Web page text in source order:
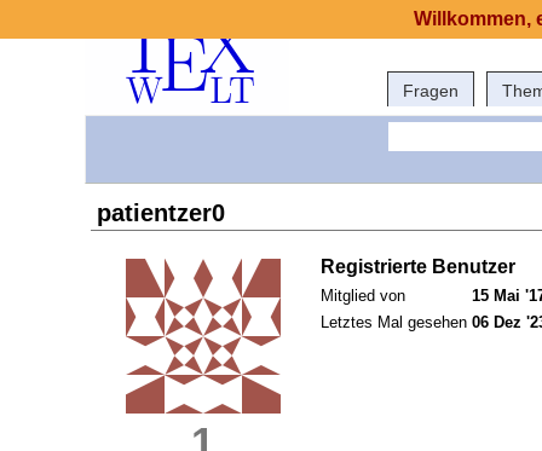
Fragen
patientzer0
Registrierte Benutzer
Mitglied von
15 Mai
Letztes Mal gesehen 06 Dez
Willkommen,